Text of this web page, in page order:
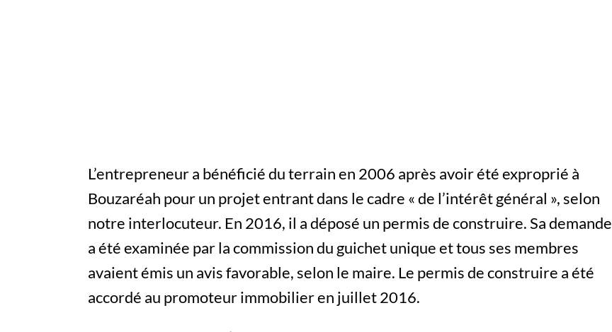
L’entrepreneur a bénéficié du terrain en 2006 après avoir été exproprié à
Bouzaréah pour un projet entrant dans le cadre « de l’intérêt général », selon
notre interlocuteur. En 2016, il a déposé un permis de construire. Sa demande
a été examinée par la commission du guichet unique et tous ses membres
avaient émis un avis favorable, selon le maire. Le permis de construire a été
accordé au promoteur immobilier en juillet 2016.